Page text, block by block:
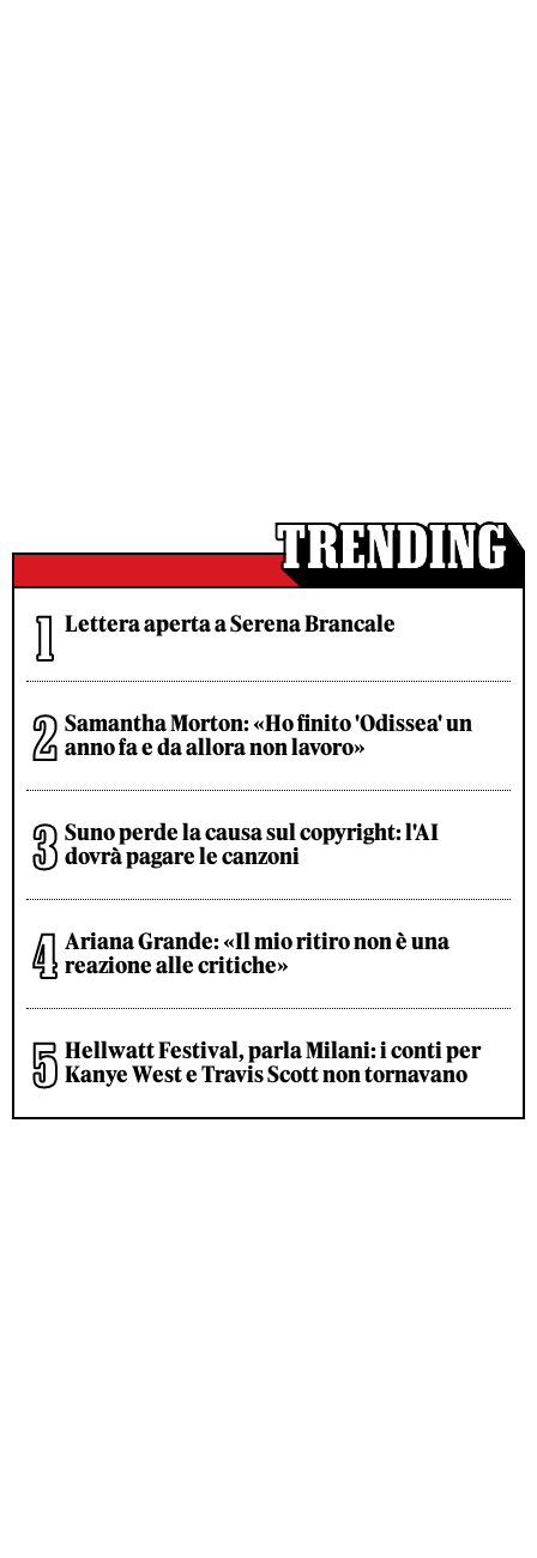
Lettera aperta a Serena Brancale
Samantha Morton: «Ho finito 'Odissea' un
anno fa e da allora non lavoro»
Suno perde la causa sul copyright: l'AI
dovrà pagare le canzoni
Ariana Grande: «Il mio ritiro non è una
reazione alle critiche»
Hellwatt Festival, parla Milani: i conti per
Kanye West e Travis Scott non tornavano